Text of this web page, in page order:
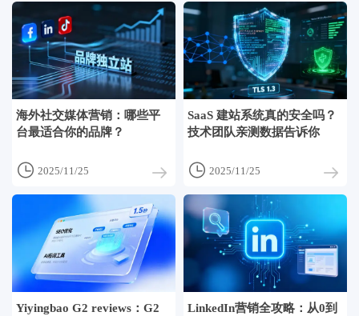
海外社交媒体营销：哪些平
台最适合你的品牌？
 2025/11/25
SaaS 建站系统真的安全吗？
技术团队亲测数据告诉你
 2025/11/25
Yiyingbao G2 reviews：G2
LinkedIn营销全攻略：从0到